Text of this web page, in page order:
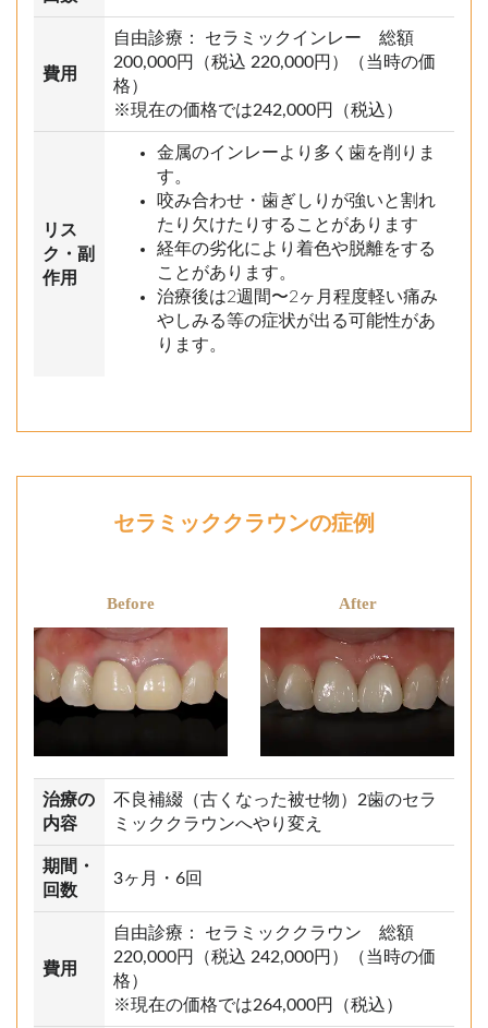
費用
自由診療： セラミックインレー 総額
200,000円（税込 220,000円）（当時の価
格）
※現在の価格では242,000円（税込）
リス
ク・副
作用
金属のインレーより多く歯を削りま
す。
咬み合わせ・歯ぎしりが強いと割れ
たり欠けたりすることがあります
経年の劣化により着色や脱離をする
ことがあります。
治療後は2週間〜2ヶ月程度軽い痛み
やしみる等の症状が出る可能性があ
ります。
セラミッククラウンの症例
Before After
治療の
内容
不良補綴（古くなった被せ物）2歯のセラ
ミッククラウンへやり変え
期間・
回数
3ヶ月・6回
費用
自由診療： セラミッククラウン 総額
220,000円（税込 242,000円）（当時の価
格）
※現在の価格では264,000円（税込）